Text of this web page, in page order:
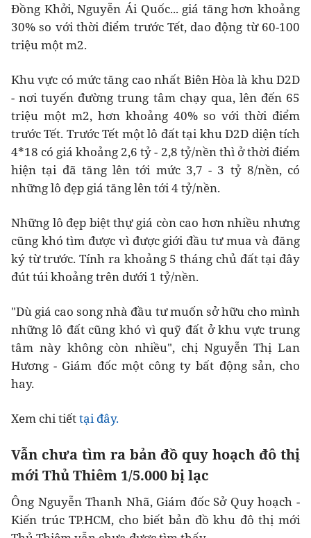
Đồng Khởi, Nguyễn Ái Quốc... giá tăng hơn khoảng
30% so với thời điểm trước Tết, dao động từ 60-100
triệu một m2.
Khu vực có mức tăng cao nhất Biên Hòa là khu D2D
- nơi tuyến đường trung tâm chạy qua, lên đến 65
triệu một m2, hơn khoảng 40% so với thời điểm
trước Tết. Trước Tết một lô đất tại khu D2D diện tích
4*18 có giá khoảng 2,6 tỷ - 2,8 tỷ/nền thì ở thời điểm
hiện tại đã tăng lên tới mức 3,7 - 3 tỷ 8/nền, có
những lô đẹp giá tăng lên tới 4 tỷ/nền.
Những lô đẹp biệt thự giá còn cao hơn nhiều nhưng
cũng khó tìm được vì được giới đầu tư mua và đăng
ký từ trước. Tính ra khoảng 5 tháng chủ đất tại đây
đút túi khoảng trên dưới 1 tỷ/nền.
"Dù giá cao song nhà đầu tư muốn sở hữu cho mình
những lô đất cũng khó vì quỹ đất ở khu vực trung
tâm này không còn nhiều", chị Nguyễn Thị Lan
Hương - Giám đốc một công ty bất động sản, cho
hay.
Xem chi tiếttại đây.
Vẫn chưa tìm ra bản đồ quy hoạch đô thị
mới Thủ Thiêm 1/5.000 bị lạc
Ông Nguyễn Thanh Nhã, Giám đốc Sở Quy hoạch -
Kiến trúc TP.HCM, cho biết bản đồ khu đô thị mới